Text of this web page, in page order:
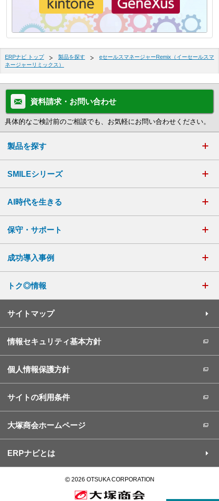
ERPナビ トップ 製品を探す
eセールスマネージャーRemix（イーセールスマ
ネージャーリミックス）
資料請求・お問い合わせ
具体的なご検討前のご相談でも、お気軽にお問い合わせください。
製品を探す
SMILEシリーズ
AI時代を生きる
保守・サポート
成功導入事例
トク◎情報
サイトマップ
情報セキュリティ基本方針
個人情報保護方針
サイトの利用条件
大塚商会ホームページ
ERPナビとは
©2026 OTSUKA CORPORATION